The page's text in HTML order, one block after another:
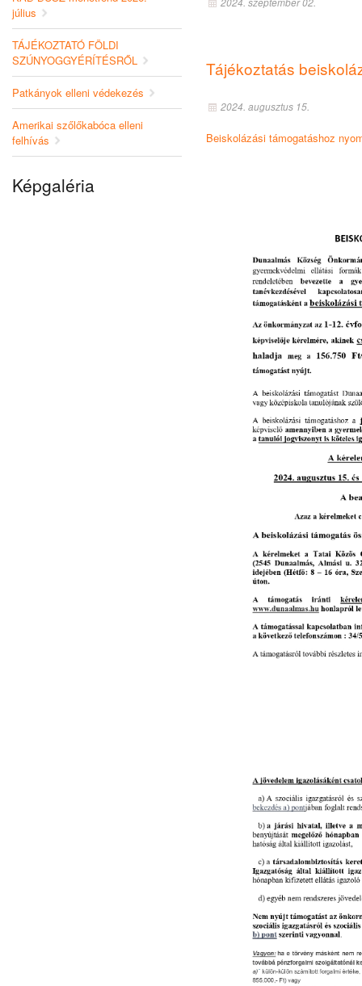
július
TÁJÉKOZTATÓ FÖLDI
SZÚNYOGGYÉRÍTÉSRŐL
Patkányok elleni védekezés
Amerikai szőlőkabóca elleni
felhívás
Képgaléria
Tájékoztatás
2024. augusztus 15.
Beiskolázási támogatáshoz